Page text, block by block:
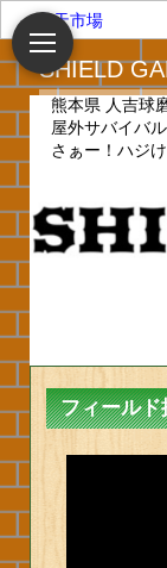
楽天市場
SHIELD
熊本県 人吉球
屋外サバイバ
さぁー！ハジけ
フィールド